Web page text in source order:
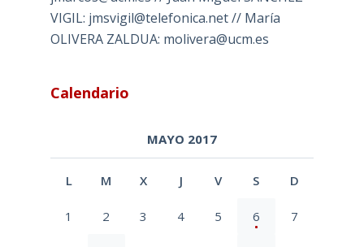
VIGIL: jmsvigil@telefonica.net // María
OLIVERA ZALDUA: molivera@ucm.es
Calendario
MAYO 2017
L M X J V S D
1 2 3 4 5 6 7